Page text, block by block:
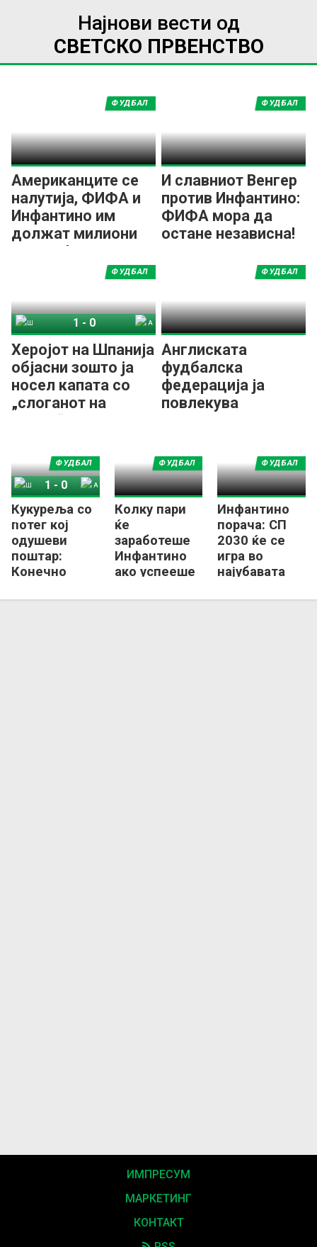
Најнови вести од
СВЕТСКО ПРВЕНСТВО
Американците се
налутија, ФИФА и
Инфантино им
должат милиони
долари!
ФУДБАЛ
И славниот Венгер
против Инфантино:
ФИФА мора да
остане независна!
ФУДБАЛ
Херојот на Шпанија
објасни зошто ја
носел капата со
„слоганот на
Трамп“
ФУДБАЛ
1-0
Англиската
фудбалска
федерација ја
повлекува
ФУДБАЛ
Кукуреља со
потег кој
одушеви
поштар:
Конечно
со медал од
ФУДБАЛ
Шпанија
1 - 0
Колку пари
ќе
заработеше
Инфантино
ако успееше
„продаде
ФУДБАЛ
Инфантино
порача: СП
2030 ќе се
игра во
најубавата
ФУДБАЛ
ИМПРЕСУМ
МАРКЕТИНГ
КОНТАКТ